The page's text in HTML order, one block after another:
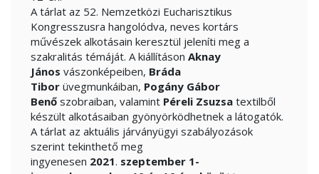
A tárlat az 52. Nemzetközi Eucharisztikus
Kongresszusra hangolódva, neves kortárs
művészek alkotásain keresztül jeleníti meg a
szakralitás témáját. A kiállításon Aknay
János vászonképeiben, Bráda
Tibor üvegmunkáiban, Pogány Gábor
Benő szobraiban, valamint Péreli Zsuzsa textilből
készült alkotásaiban gyönyörködhetnek a látogatók.
A tárlat az aktuális járványügyi szabályozások
szerint tekinthető meg
ingyenesen 2021. szeptember 1-